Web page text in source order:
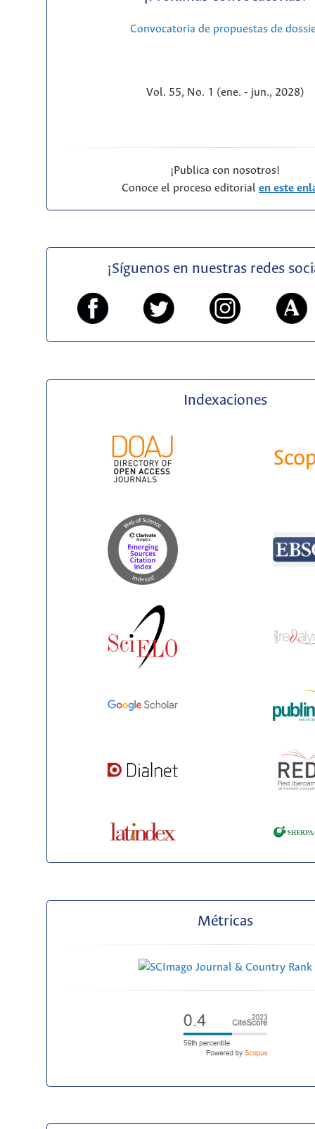
Convocatoria de propuestas de
Vol. 55, No. 1 (ene. - jun., 2028)
¡Publica con nosotros!
Conoce el proceso editorialen este
¡Síguenos en nuestras redes
Indexaciones
Métricas